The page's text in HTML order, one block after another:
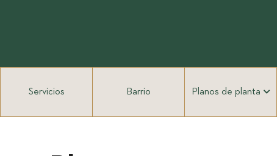
Servicios Barrio Planos de planta